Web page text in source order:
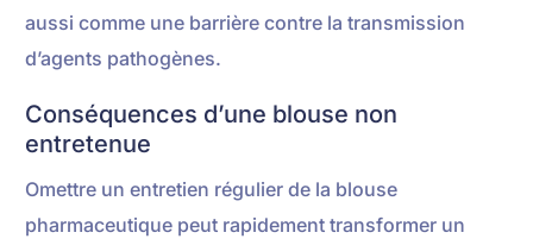
aussi comme une barrière contre la transmission
d’agents pathogènes.
Conséquences d’une blouse non
entretenue
Omettre un entretien régulier de la blouse
pharmaceutique peut rapidement transformer un